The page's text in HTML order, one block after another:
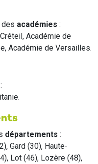
académies :
Académie de
Académie de Versailles.
:
départements :
Gard (30), Haute-
Lot (46), Lozère (48),